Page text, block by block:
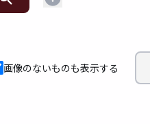
画像のないものも表示する